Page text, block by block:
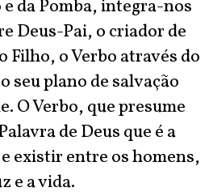
da Pomba, integra-nos
Deus-Pai, o criador de
Filho, o Verbo através do
seu plano de salvação
O Verbo, que presume
de Deus que é a
existir entre os homens,
e a vida.